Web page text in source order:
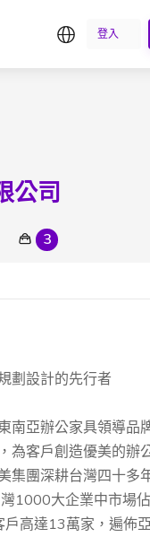
繁中登入
公司
3
劃設計的先行者
南亞辦公家具領導品
為客戶創造優美的辦
集團深耕台灣四十多
1000大企業中市場
高達13萬家，遍佈